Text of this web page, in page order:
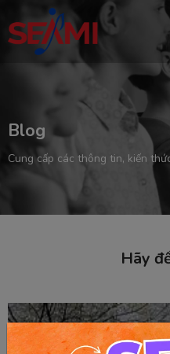
Blog
Cung cấp các thông tin, kiến
Hãy